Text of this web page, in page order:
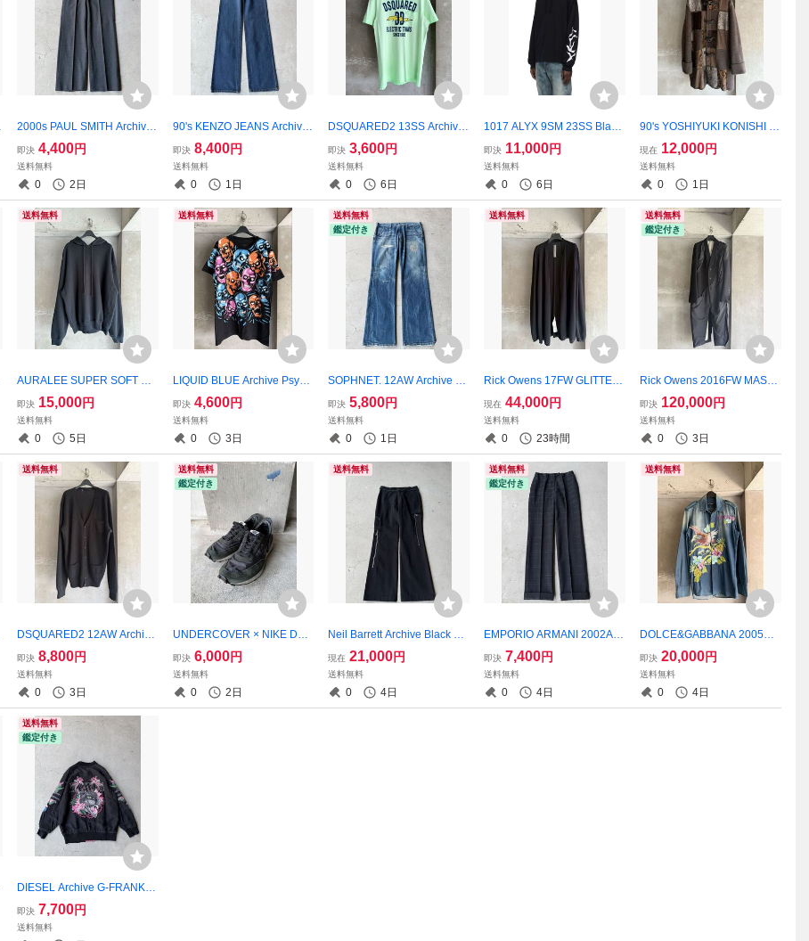
2000s PAUL SMITH Archive
Dark Gray Wool Slacks
即決 4,400円
送料無料
0 2日
90's KENZO JEANS Archive
Garment Dyed Straight Jean
即決 8,400円
送料無料
0 1日
DSQUARED2 13SS Archive
Electric Twins Graphic pocke
t T-Shirt
即決 3,600円
送料無料
0 6日
1017 ALYX 9SM 23SS Black
Scar Print Hoodie
即決 11,000円
送料無料
0 6日
90's YOSHIYUKI KONISHI Ar
chive Python Patchworks Ho
oded Long Coat
現在 12,000円
送料無料
0 1日
送料無料
AURALEE SUPER SOFT SW
EAT BIG P/O PARKA BLACK
即決 15,000円
送料無料
0 5日
送料無料
LIQUID BLUE Archive Psych
edelic Skull All Over Print T-S
hirt
即決 4,600円
送料無料
0 3日
送料無料
鑑定付き
SOPHNET. 12AW Archive Pa
tchwork Panel Damage Wide
Straight Jeans
即決 5,800円
送料無料
0 1日
送料無料
Rick Owens 17FW GLITTER
Black Collaless Longsleeve
Cardigan
現在 44,000円
送料無料
0 23時間
送料無料
鑑定付き
Rick Owens 2016FW MAST
ODON TUSK COAT
即決 120,000円
送料無料
0 3日
送料無料
DSQUARED2 12AW Archive
Oversized Black Cashmere
Cardigan
即決 8,800円
送料無料
0 3日
送料無料
鑑定付き
UNDERCOVER × NIKE Day
break Black Sneakers
即決 6,000円
送料無料
0 2日
送料無料
Neil Barrett Archive Black Gi
mmick Cargo Pants
現在 21,000円
送料無料
0 4日
送料無料
鑑定付き
EMPORIO ARMANI 2002AW
Archive Black Check Slacks
即決 7,400円
送料無料
0 4日
送料無料
DOLCE&GABBANA 2005SS
Archive Eagle Embroidered
Denim Shirt Jacket
即決 20,000円
送料無料
0 4日
送料無料
鑑定付き
DIESEL Archive G-FRANK R
eversible Black Souvenir Jac
ket
即決 7,700円
送料無料